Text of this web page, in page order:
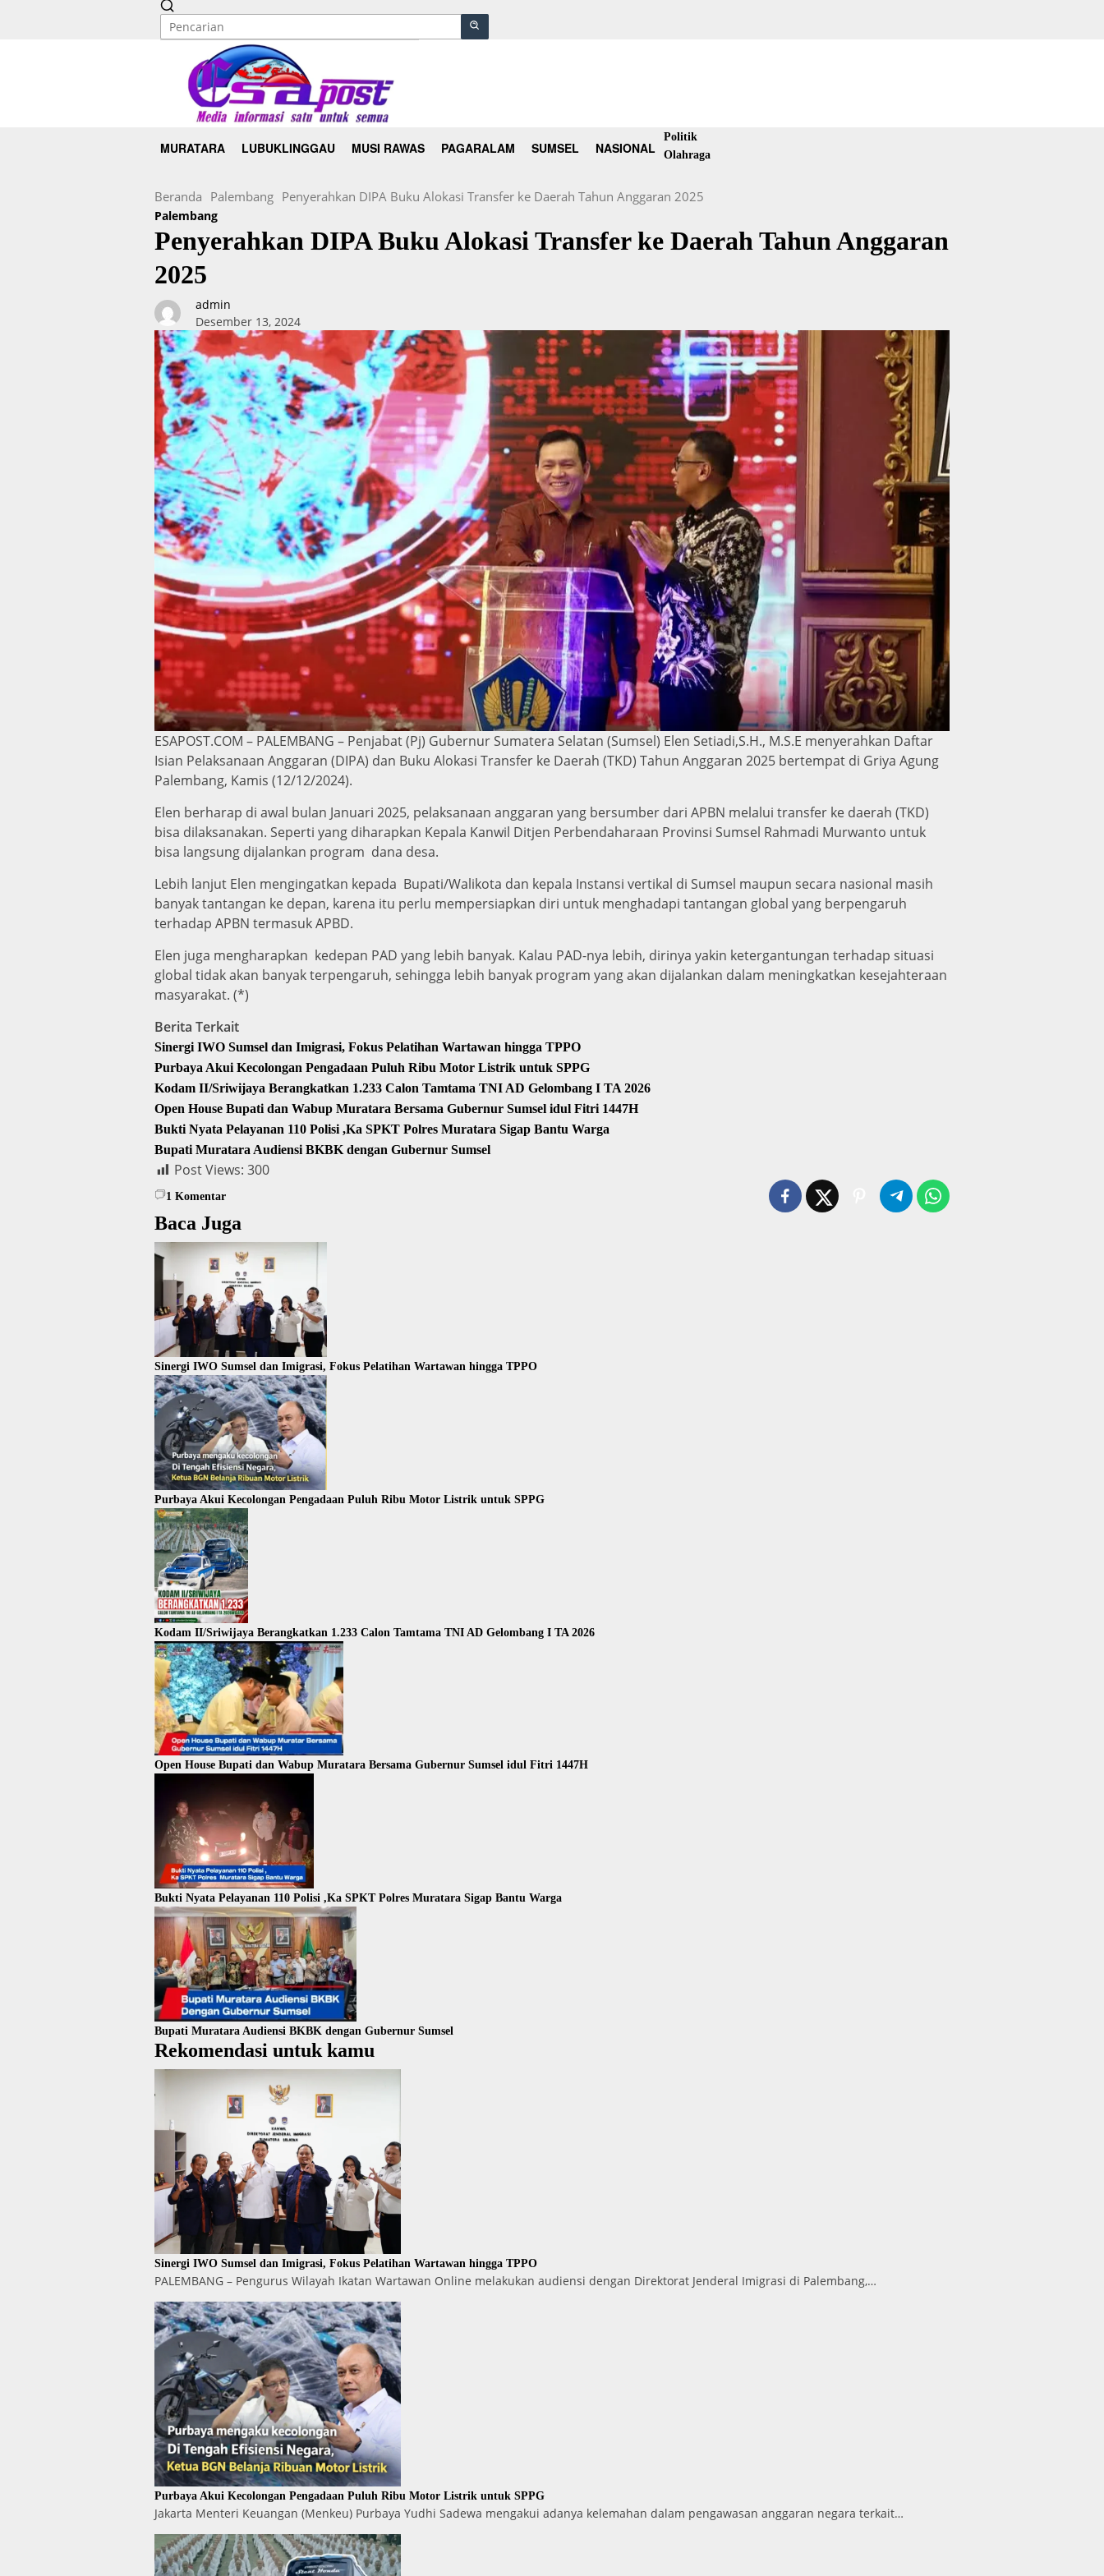
MURATARA LUBUKLINGGAU MUSI RAWAS PAGARALAM SUMSEL NASIONAL
Politik
Olahraga
Beranda Palembang Penyerahkan DIPA Buku Alokasi Transfer ke Daerah Tahun Anggaran 2025
Palembang
Penyerahkan DIPA Buku Alokasi Transfer ke Daerah Tahun Anggaran
2025
admin
Desember 13, 2024
ESAPOST.COM – PALEMBANG – Penjabat (Pj) Gubernur Sumatera Selatan (Sumsel) Elen Setiadi,S.H., M.S.E menyerahkan Daftar
Isian Pelaksanaan Anggaran (DIPA) dan Buku Alokasi Transfer ke Daerah (TKD) Tahun Anggaran 2025 bertempat di Griya Agung
Palembang, Kamis (12/12/2024).
Elen berharap di awal bulan Januari 2025, pelaksanaan anggaran yang bersumber dari APBN melalui transfer ke daerah (TKD)
bisa dilaksanakan. Seperti yang diharapkan Kepala Kanwil Ditjen Perbendaharaan Provinsi Sumsel Rahmadi Murwanto untuk
bisa langsung dijalankan program dana desa.
Lebih lanjut Elen mengingatkan kepada Bupati/Walikota dan kepala Instansi vertikal di Sumsel maupun secara nasional masih
banyak tantangan ke depan, karena itu perlu mempersiapkan diri untuk menghadapi tantangan global yang berpengaruh
terhadap APBN termasuk APBD.
Elen juga mengharapkan kedepan PAD yang lebih banyak. Kalau PAD-nya lebih, dirinya yakin ketergantungan terhadap situasi
global tidak akan banyak terpengaruh, sehingga lebih banyak program yang akan dijalankan dalam meningkatkan kesejahteraan
masyarakat. (*)
Berita Terkait
Sinergi IWO Sumsel dan Imigrasi, Fokus Pelatihan Wartawan hingga TPPO
Purbaya Akui Kecolongan Pengadaan Puluh Ribu Motor Listrik untuk SPPG
Kodam II/Sriwijaya Berangkatkan 1.233 Calon Tamtama TNI AD Gelombang I TA 2026
Open House Bupati dan Wabup Muratara Bersama Gubernur Sumsel idul Fitri 1447H
Bukti Nyata Pelayanan 110 Polisi ,Ka SPKT Polres Muratara Sigap Bantu Warga
Bupati Muratara Audiensi BKBK dengan Gubernur Sumsel
Post Views: 300
1 Komentar
Baca Juga
Sinergi IWO Sumsel dan Imigrasi, Fokus Pelatihan Wartawan hingga TPPO
Purbaya Akui Kecolongan Pengadaan Puluh Ribu Motor Listrik untuk SPPG
Kodam II/Sriwijaya Berangkatkan 1.233 Calon Tamtama TNI AD Gelombang I TA 2026
Open House Bupati dan Wabup Muratara Bersama Gubernur Sumsel idul Fitri 1447H
Bukti Nyata Pelayanan 110 Polisi ,Ka SPKT Polres Muratara Sigap Bantu Warga
Bupati Muratara Audiensi BKBK dengan Gubernur Sumsel
Rekomendasi untuk kamu
Sinergi IWO Sumsel dan Imigrasi, Fokus Pelatihan Wartawan hingga TPPO
PALEMBANG – Pengurus Wilayah Ikatan Wartawan Online melakukan audiensi dengan Direktorat Jenderal Imigrasi di Palembang,…
Purbaya Akui Kecolongan Pengadaan Puluh Ribu Motor Listrik untuk SPPG
Jakarta Menteri Keuangan (Menkeu) Purbaya Yudhi Sadewa mengakui adanya kelemahan dalam pengawasan anggaran negara terkait…